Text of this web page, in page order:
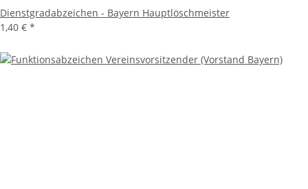
Dienstgradabzeichen - Bayern Hauptlöschmeister
1,40 € *